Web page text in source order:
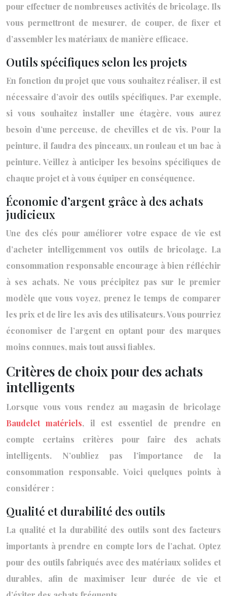
pour effectuer de nombreuses activités de bricolage. Ils
vous permettront de mesurer, de couper, de fixer et
d’assembler les matériaux de manière efficace.
Outils spécifiques selon les projets
En fonction du projet que vous souhaitez réaliser, il est
nécessaire d’avoir des outils spécifiques. Par exemple,
si vous souhaitez installer une étagère, vous aurez
besoin d’une perceuse, de chevilles et de vis. Pour la
peinture, il faudra des pinceaux, un rouleau et un bac à
peinture. Veillez à anticiper les besoins spécifiques de
chaque projet et à vous équiper en conséquence.
Économie d’argent grâce à des achats
judicieux
Une des clés pour améliorer votre espace de vie est
d’acheter intelligemment vos outils de bricolage. La
consommation responsable encourage à bien réfléchir
à ses achats. Ne vous précipitez pas sur le premier
modèle que vous voyez, prenez le temps de comparer
les prix et de lire les avis des utilisateurs. Vous pourriez
économiser de l’argent en optant pour des marques
moins connues, mais tout aussi fiables.
Critères de choix pour des achats
intelligents
Lorsque vous vous rendez au magasin de bricolage
Baudelet matériels, il est essentiel de prendre en
compte certains critères pour faire des achats
intelligents. N’oubliez pas l’importance de la
consommation responsable. Voici quelques points à
considérer :
Qualité et durabilité des outils
La qualité et la durabilité des outils sont des facteurs
importants à prendre en compte lors de l’achat. Optez
pour des outils fabriqués avec des matériaux solides et
durables, afin de maximiser leur durée de vie et